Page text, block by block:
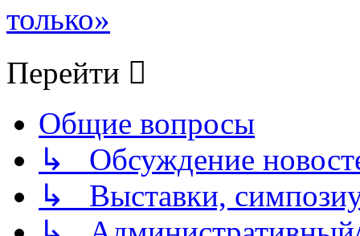
только»
Перейти
Общие вопросы
↳ Обсуждение
↳ Выставки,